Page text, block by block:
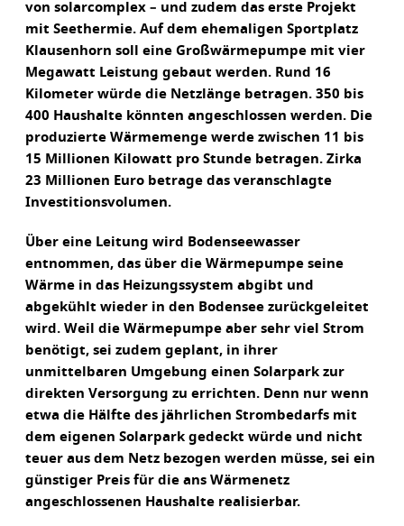
von solarcomplex – und zudem das erste Projekt
mit Seethermie. Auf dem ehemaligen Sportplatz
Klausenhorn soll eine Großwärmepumpe mit vier
Megawatt Leistung gebaut werden. Rund 16
Kilometer würde die Netzlänge betragen. 350 bis
400 Haushalte könnten angeschlossen werden. Die
produzierte Wärmemenge werde zwischen 11 bis
15 Millionen Kilowatt pro Stunde betragen. Zirka
23 Millionen Euro betrage das veranschlagte
Investitionsvolumen.
Über eine Leitung wird Bodenseewasser
entnommen, das über die Wärmepumpe seine
Wärme in das Heizungssystem abgibt und
abgekühlt wieder in den Bodensee zurückgeleitet
wird. Weil die Wärmepumpe aber sehr viel Strom
benötigt, sei zudem geplant, in ihrer
unmittelbaren Umgebung einen Solarpark zur
direkten Versorgung zu errichten. Denn nur wenn
etwa die Hälfte des jährlichen Strombedarfs mit
dem eigenen Solarpark gedeckt würde und nicht
teuer aus dem Netz bezogen werden müsse, sei ein
günstiger Preis für die ans Wärmenetz
angeschlossenen Haushalte realisierbar.